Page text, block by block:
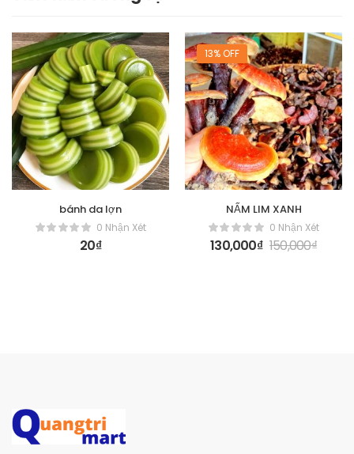
bánh da lợn
0 Nhận Xét
20₫
13% OFF
NẤM LIM XANH
0 Nhận Xét
130,000₫ 150,000₫